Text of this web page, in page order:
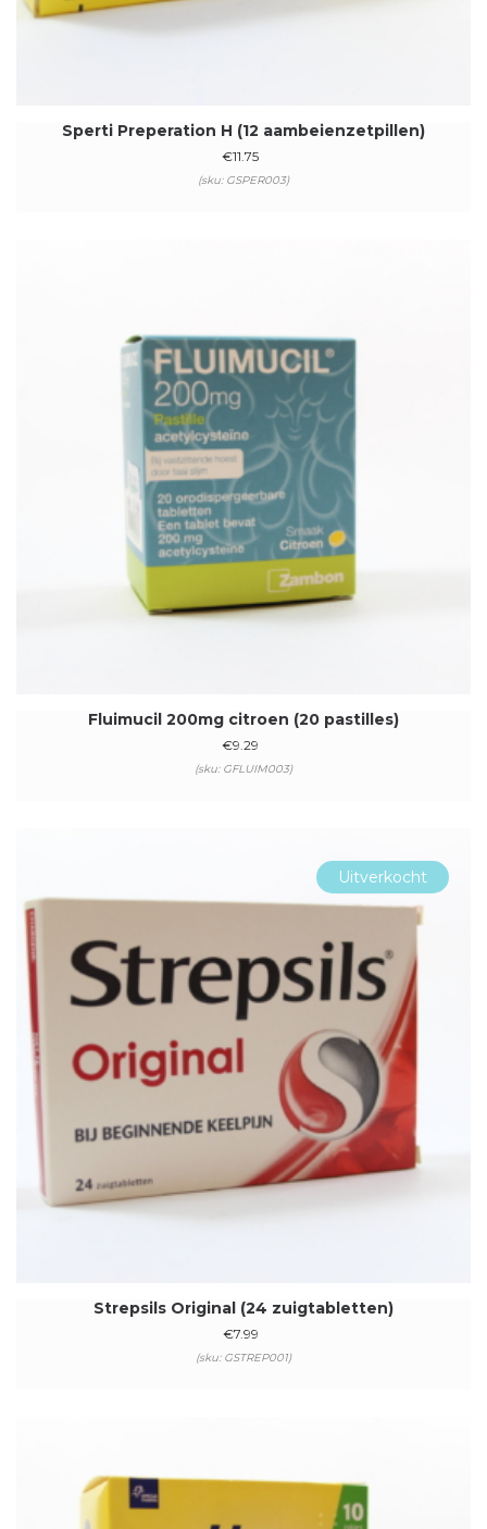
Sperti Preperation H (12 aambeienzetpillen)
€11.75
(sku: GSPER003)
Fluimucil 200mg citroen (20 pastilles)
€9.29
(sku: GFLUIM003)
Uitverkocht
Strepsils Original (24 zuigtabletten)
€7.99
(sku: GSTREP001)